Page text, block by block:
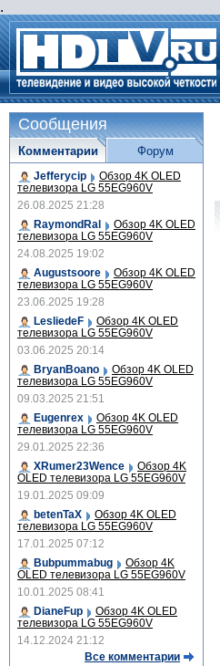
.
Сообщения
Комментарии
Jefferycip Обзор 4K OLED
телевизора LG 55EG960V
26.08.2025 21:28
RaymondRal
Обзор 4K OLED
телевизора LG 55EG960V
24.08.2025 19:02
Augustsoore
Обзор 4K OLED
телевизора LG 55EG960V
23.06.2025 19:28
LesliedeF
Обзор 4K OLED
телевизора LG 55EG960V
03.06.2025 20:14
BryanBoano
Обзор 4K OLED
телевизора LG 55EG960V
09.03.2025 21:51
Eugenrex
Обзор 4K OLED
телевизора LG 55EG960V
29.01.2025 22:36
XRumer23Wence
Обзор 4K
OLED телевизора LG 55EG960V
19.01.2025 09:09
betenTaX
Обзор 4K OLED
телевизора LG 55EG960V
17.01.2025 07:12
Bubpummabug
Обзор 4K
OLED телевизора LG 55EG960V
10.01.2025 08:41
DianeFup
Обзор 4K OLED
телевизора LG 55EG960V
14.12.2024 21:12
Все комментарии
Форум